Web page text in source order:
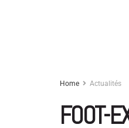
Home Actualités
FOOT-